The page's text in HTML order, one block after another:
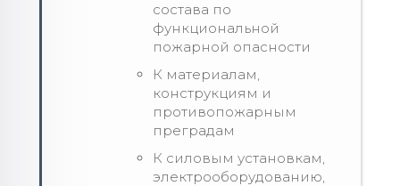
состава по
функциональной
пожарной опасности
К материалам,
конструкциям и
противопожарным
преградам
К силовым установкам,
электрооборудованию,